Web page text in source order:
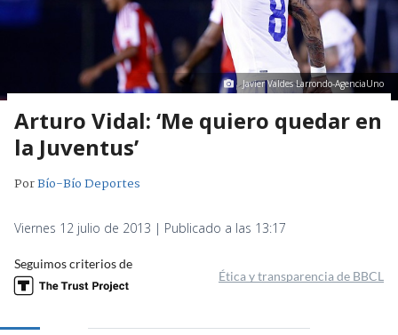
Javier Valdes Larrondo-AgenciaUno
Arturo Vidal: ‘Me quiero quedar en
la Juventus’
PorBío-Bío Deportes
Viernes 12 julio de 2013 | Publicado a las 13:17
Seguimos criterios de
Ética y transparencia de BBCL